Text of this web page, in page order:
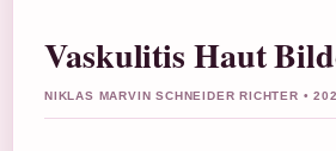
Vaskulitis Haut
NIKLAS MARVIN SCHNEIDER RICHTER •